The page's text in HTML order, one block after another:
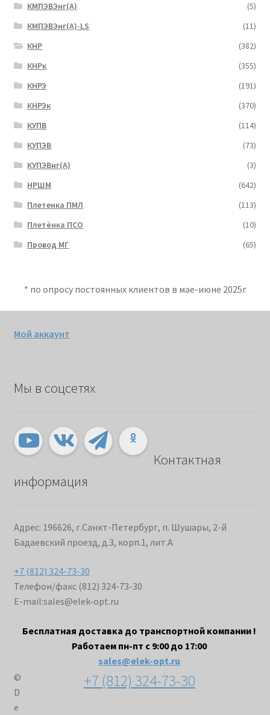
КМПЭВЭнг(А)
(5)
КМПЭВЭнг(А)-LS
(11)
КНР
(382)
КНРк
(355)
КНРЭ
(191)
КНРЭк
(370)
КУПВ
(114)
КУПЭВ
(73)
КУПЭВнг(А)
(3)
НРШМ
(642)
Плетенка ПМЛ
(113)
Плетёнка ПСО
(10)
Провод МГ
(65)
* по опросу постоянных клиентов в мае-июне 2025г
Мой аккаунт
Мы в соцсетях
Контактная
информация
Адрес: 196626, г.Санкт-Петербург, п. Шушары, 2-й
Бадаевский проезд, д.3, корп.1, лит.А
+7 (812) 324-73-30
Телефон/факс (812) 324-73-30
E-mail:sales@elek-opt.ru
Бесплатная доставка до транспортной компании !
Работаем пн-пт с 9:00 до 17:00
sales@elek-opt.ru
+7 (812) 324-73-30
©
D
e